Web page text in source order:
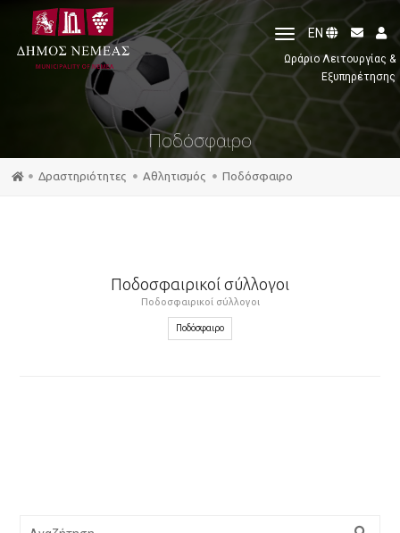
toggle
navigation
EN
Ωράριο Λειτουργίας &
Εξυπηρέτησης
Ποδόσφαιρο
Δραστηριότητες Αθλητισμός Ποδόσφαιρο
Ποδοσφαιρικοί σύλλογοι
Ποδοσφαιρικοί σύλλογοι
Ποδόσφαιρο